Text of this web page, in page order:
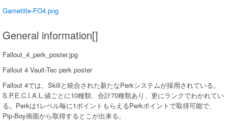
Gametitle-FO4.png
General information[]
Fallout_4_perk_poster.jpg
Fallout 4 Vault-Tec perk poster
Fallout 4では、Skillと統合された新たなPerkシステムが採用されている。
S.P.E.C.I.A.L.値ごとに10種類、合計70種類あり、更にランクでわかれてい
る。Perkは1レベル毎に1ポイントもらえるPerkポイントで取得可能で、
Pip-Boy画面から取得するとこが出来る。